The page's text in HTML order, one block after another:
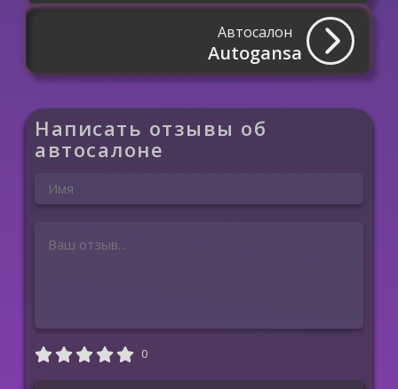
Автосалон
Autogansa
Написать отзывы об
автосалоне
0